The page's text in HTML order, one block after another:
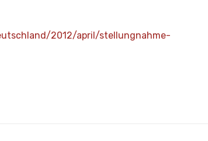
2012/april/stellungnahme-